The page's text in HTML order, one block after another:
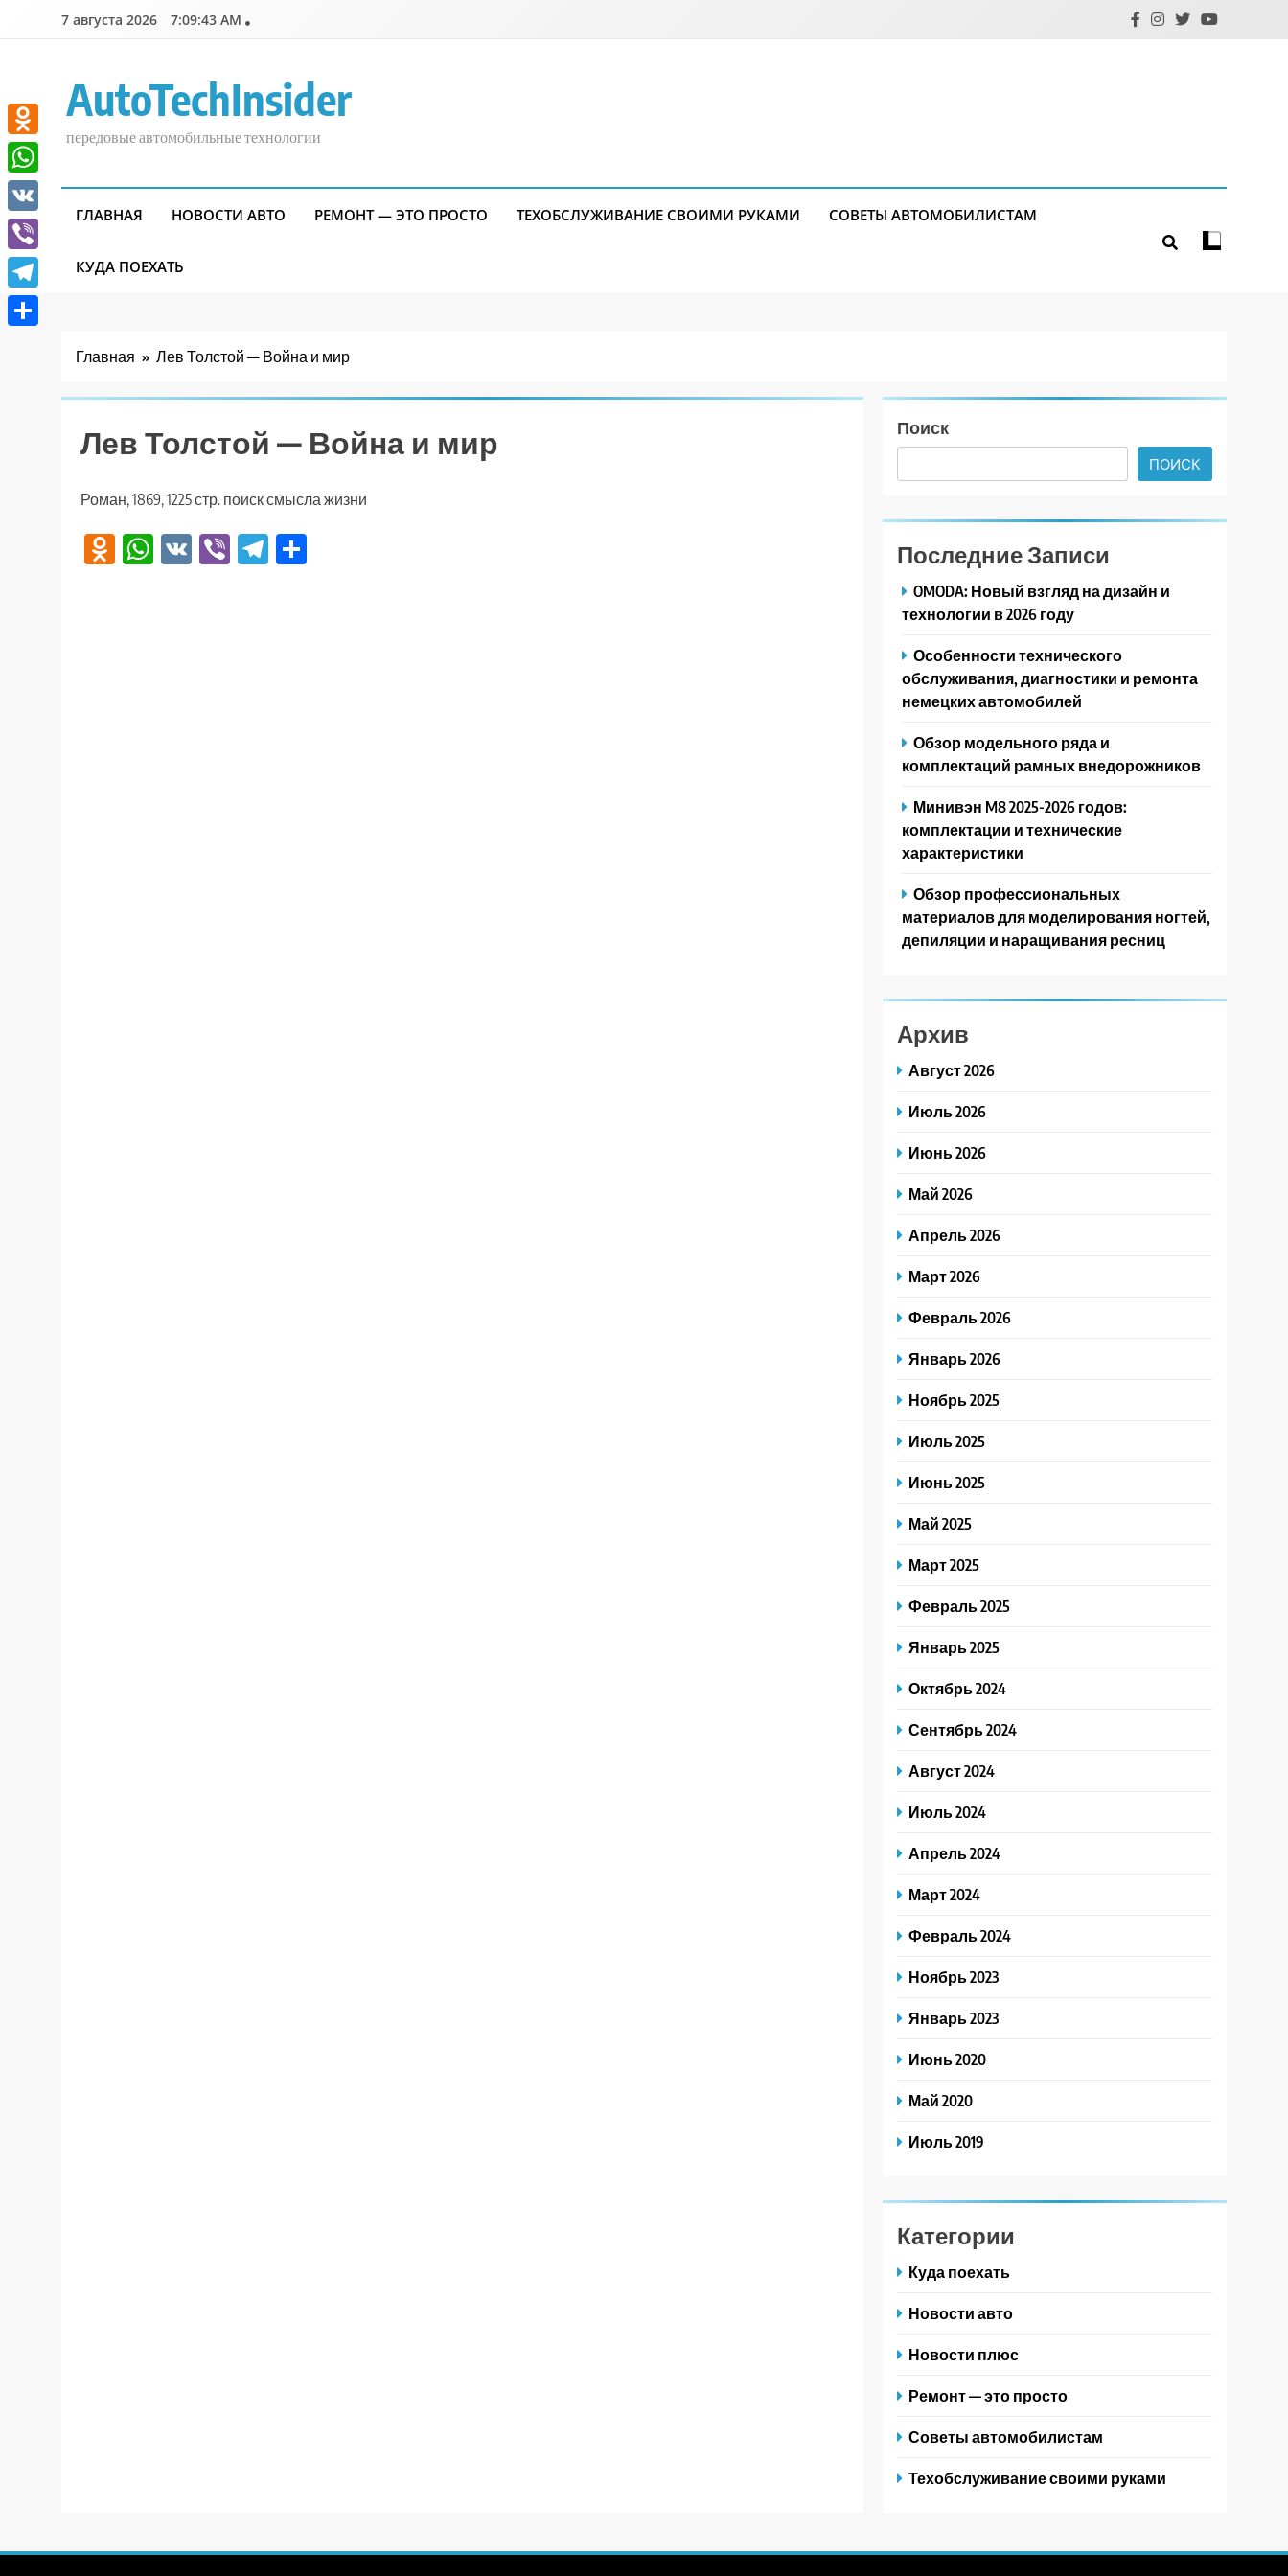
7 августа 2026 7:09:44 AM
AutoTechInsider
передовые автомобильные технологии
ГЛАВНАЯ НОВОСТИ АВТО РЕМОНТ — ЭТО ПРОСТО ТЕХОБСЛУЖИВАНИЕ СВОИМИ РУКАМИ СОВЕТЫ АВТОМОБИЛИСТАМ
КУДА ПОЕХАТЬ
Главная Лев Толстой — Война и мир
Лев Толстой — Война и мир
Роман, 1869, 1225 стр. поиск смысла жизни
Odnoklassniki
WhatsApp
VK ViberTelegram
Поиск
ПОИСК
Последние Записи
OMODA: Новый взгляд на дизайн и
технологии в 2026 году
Особенности технического
обслуживания, диагностики и ремонта
немецких автомобилей
Обзор модельного ряда и
комплектаций рамных внедорожников
Минивэн M8 2025-2026 годов:
комплектации и технические
характеристики
Обзор профессиональных
материалов для моделирования ногтей,
депиляции и наращивания ресниц
Архив
Август 2026
Июль 2026
Июнь 2026
Май 2026
Апрель 2026
Март 2026
Февраль 2026
Январь 2026
Ноябрь 2025
Июль 2025
Июнь 2025
Май 2025
Март 2025
Февраль 2025
Январь 2025
Октябрь 2024
Сентябрь 2024
Август 2024
Июль 2024
Апрель 2024
Март 2024
Февраль 2024
Ноябрь 2023
Январь 2023
Июнь 2020
Май 2020
Июль 2019
Категории
Куда поехать
Новости авто
Новости плюс
Ремонт — это просто
Советы автомобилистам
Техобслуживание своими руками
Odnoklassniki
WhatsApp
VK
Viber
Telegram